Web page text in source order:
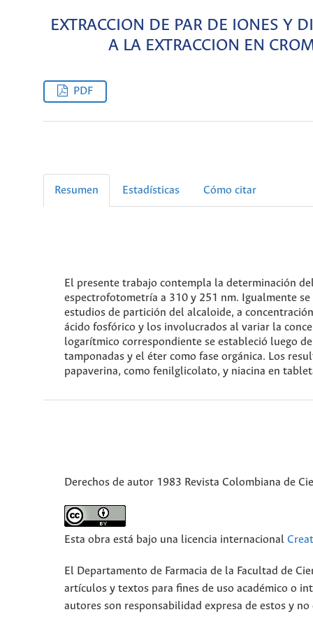
EXTRACCION DE PAR DE IONES Y
A LA EXTRACCION EN
PDF
Resumen Estadísticas Cómo citar
El presente trabajo contempla la determinación
espectrofotometría a 310 y 251 nm. Igualmente
estudios de partición del alcaloide, a
ácido fosfórico y los involucrados al variar la
logarítmico correspondiente se estableció luego
tamponadas y el éter como fase orgánica. Los
papaverina, como fenilglicolato, y niacina en
Derechos de autor 1983 Revista Colombiana de
Esta obra está bajo una licencia internacional
El Departamento de Farmacia de la Facultad de
artículos y textos para fines de uso académico o
autores son responsabilidad expresa de estos y